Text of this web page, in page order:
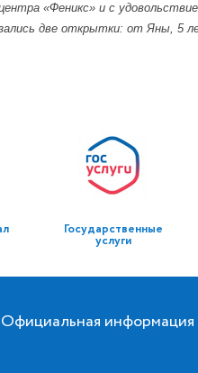
«Феникс» и с
две открытки: от Яны,
Государственные
услуги
Официальная информация